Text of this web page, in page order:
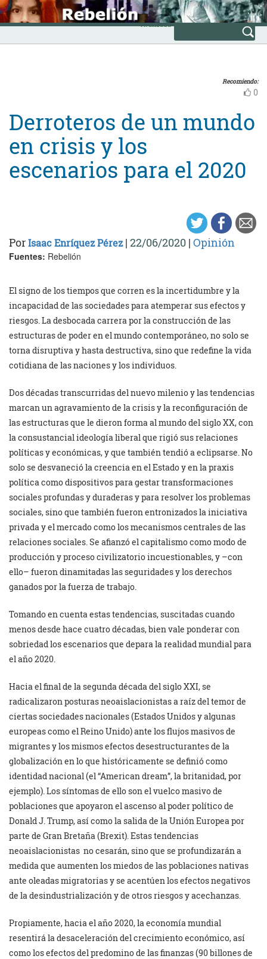
Skip
to
content
INICIO
Avanzada
Recomiendo:
0
Derroteros de un mundo
en crisis y los
escenarios para el 2020
PorIsaac Enríquez Pérez| 22/06/2020 | Opinión
Fuentes: Rebelión
El signo de los tiempos que corren es la incertidumbre y la
incapacidad de las sociedades para atemperar sus efectos y
riesgos. La desbocada carrera por la construcción de las
estructuras de poder en el mundo contemporáneo, no solo se
torna disruptiva y hasta destructiva, sino que redefine la vida
cotidiana de las naciones y los individuos.
Dos décadas transcurridas del nuevo milenio y las tendencias
marcan un agravamiento de la crisis y la reconfiguración de
las estructuras que le dieron forma al mundo del siglo XX, con
la consustancial ideología liberal que rigió sus relaciones
políticas y económicas, y que también tendió a eclipsarse. No
solo se desvaneció la creencia en el Estado y en la praxis
política como dispositivos para gestar transformaciones
sociales profundas y duraderas y para resolver los problemas
sociales, sino que también fueron entronizados la iniciativa
privada y el mercado como los mecanismos centrales de las
relaciones sociales. Se afianzó el capitalismo como modo de
producción y proceso civilizatorio incuestionables, y –con
ello– fueron dinamitadas las seguridades y los derechos
ganados por la fuerza de trabajo.
Tomando en cuenta estas tendencias, suscitadas cuando
menos desde hace cuatro décadas, bien vale ponderar con
sobriedad los escenarios que depara la realidad mundial para
el año 2020.
Hacia el final de la segunda década del siglo XXI, se
radicalizaron posturas neoaislacionistas a raíz del temor de
ciertas sociedades nacionales (Estados Unidos y algunas
europeas como el Reino Unido) ante los flujos masivos de
migrantes y los mismos efectos desestructurantes de la
globalización en lo que históricamente se definió como
identidad nacional (el “American dream”, la britanidad, por
ejemplo). Los síntomas de ello son el vuelco masivo de
poblaciones que apoyaron el ascenso al poder político de
Donald J. Trump, así como la salida de la Unión Europea por
parte de Gran Bretaña (Brexit). Estas tendencias
neoaislacionistas no cesarán, sino que se profundizarán a
medida que aumenten los miedos de las poblaciones nativas
ante oleadas migratorias y se acentúen los efectos negativos
de la desindustrialización y de otros riesgos y acechanzas.
Propiamente, hacia el año 2020, la economía mundial
resentirá la desaceleración del crecimiento económico, así
como los efectos del predomino de las finanzas (90 billones de